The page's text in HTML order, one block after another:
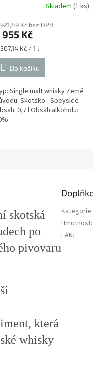
Skladem(1 ks)
Kč bez DPH
955 Kč
Kč / 1 l
Do košíku
Single malt whisky Země
Skotsko - Speyside
0,7 l Obsah alkoholu:
skotská
po
pivovaru
která
whisky
Kategorie:
Hmotnost:
EAN: